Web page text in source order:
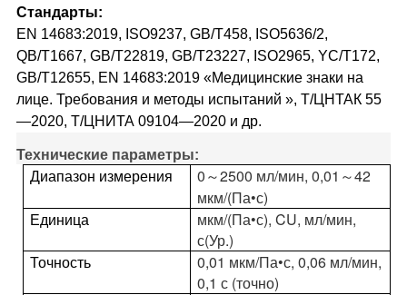
Стандарты:
EN 14683:2019, ISO9237, GB/T458, ISO5636/2,
QB/T1667, GB/T22819, GB/T23227, ISO2965, YC/T172,
GB/T12655, EN 14683:2019 «Медицинские знаки на
лице. Требования и методы испытаний », Т/ЦНТАК 55
—2020, Т/ЦНИТА 09104—2020 и др.
Технические параметры:
Диапазон измерения
0～2500 мл/мин, 0,01～42
мкм/(Па•с)
Единица
мкм/(Па•с), CU, мл/мин,
с(Ур.)
Точность
0,01 мкм/Па•с, 0,06 мл/мин,
0,1 с (точно)